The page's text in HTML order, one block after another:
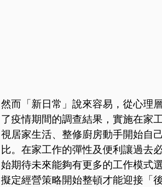
然而「新日常」說來容易，從心理
了疫情期間的調查結果，實施在家
視居家生活、整修廚房動手開始自
比。在家工作的彈性及便利讓過去
始期待未來能夠有更多的工作模式
擬定經營策略開始整頓才能迎接「